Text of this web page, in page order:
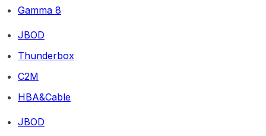
Gamma 8
JBOD
Thunderbox
C2M
HBA&Cable
JBOD